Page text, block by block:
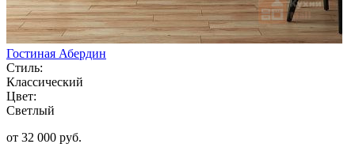
Гостиная Абердин
Стиль:
Классический
Цвет:
Светлый
от 32 000 руб.